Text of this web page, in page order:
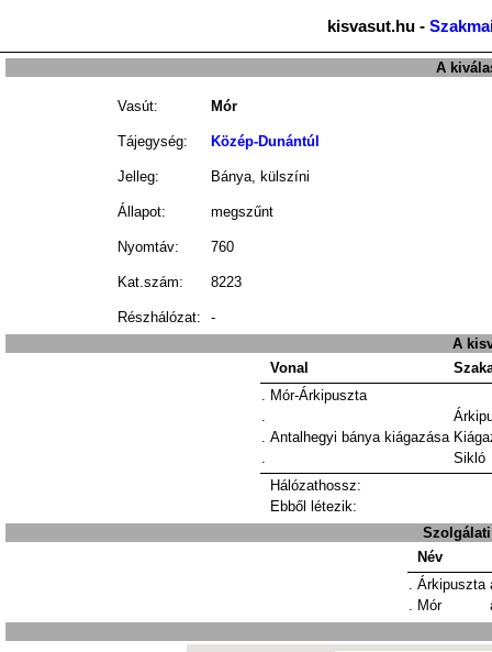
kisvasut.hu -
A
Vasút: Mór
Tájegység: Közép-Dunántúl
Jelleg: Bánya, külszíni
Állapot: megszűnt
Nyomtáv: 760
Kat.szám: 8223
Részhálózat:
-
A
Vonal
. Mór-Árkipuszta
.
. Antalhegyi bánya kiágazása
.
Sikló
Hálózathossz:
Ebből létezik:
Név
. Árkipuszta
. Mór